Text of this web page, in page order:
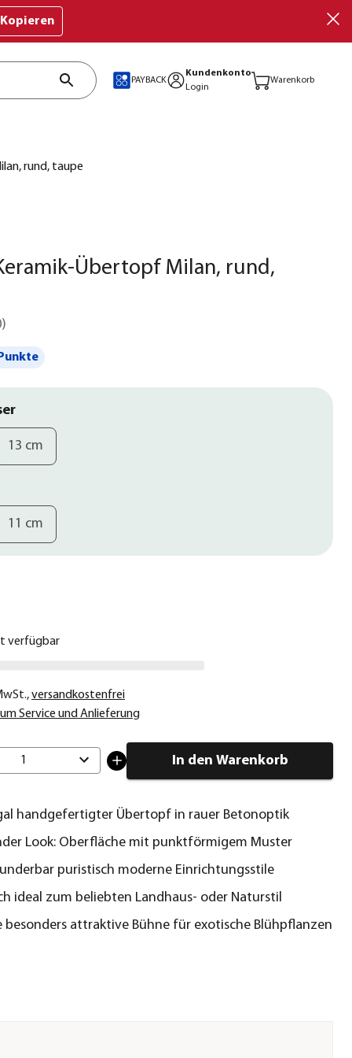
Kopieren
PAYBACK
Kundenkonto
Login
Warenkorb
rund, taupe
Übertopf Milan, rund,
)
13 cm
11 cm
verfügbar
,versandkostenfrei
Service und Anlieferung
1 In den Warenkorb
handgefertigter Übertopf in rauer Betonoptik
Look: Oberfläche mit punktförmigem Muster
puristisch moderne Einrichtungsstile
ideal zum beliebten Landhaus- oder Naturstil
besonders attraktive Bühne für exotische Blühpflanzen